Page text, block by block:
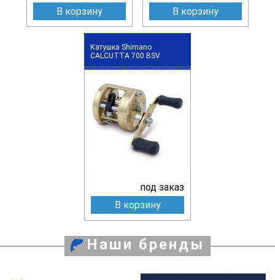
В корзину
В корзину
Катушка Shimano
CALCUTTA 700 BSV
под заказ
В корзину
Наши бренды